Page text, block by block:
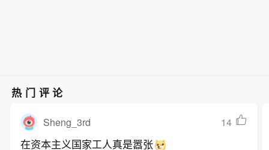
热门评论
Sheng_3rd 14
在资本主义国家工人真是嚣张